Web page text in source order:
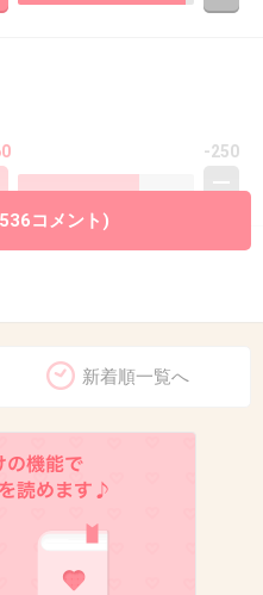
-250
でも隠せるでしょ
コメント)
新着順一覧へ